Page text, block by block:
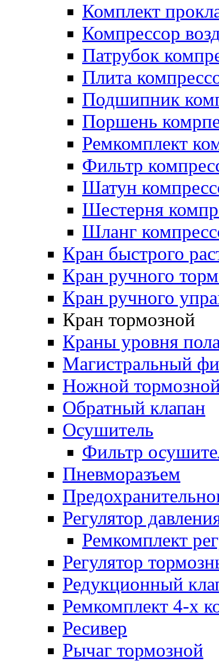
Комплект
Компрессор
Патрубок
Плита
Подшипник
Поршень
Ремкомплект
Фильтр
Шатун
Шестерня
Шланг
Кран быстрого
Кран ручного
Кран ручного
Кран тормозной
Краны уровня
Магистральный
Ножной
Обратный клапан
Осушитель
Фильтр
Пневморазъем
Регулятор
Ремкомплект
Регулятор
Редукционный
Ремкомплект 4-х
Ресивер
Рычаг тормозной